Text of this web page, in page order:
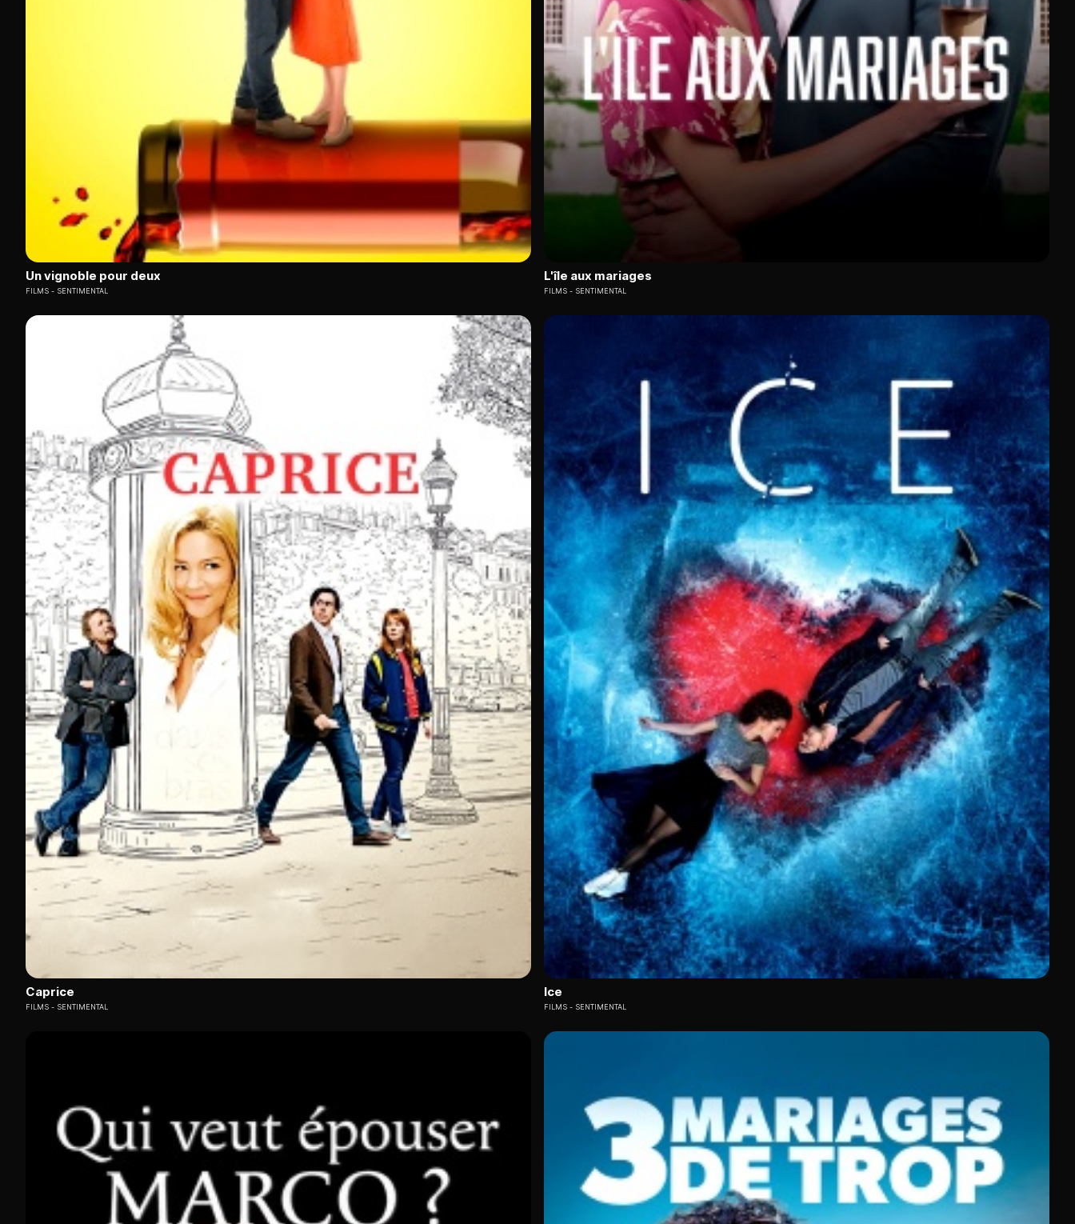
Un vignoble pour deux
FILMS SENTIMENTAL
L'île aux mariages
FILMS SENTIMENTAL
Caprice
FILMS SENTIMENTAL
Ice
FILMS SENTIMENTAL